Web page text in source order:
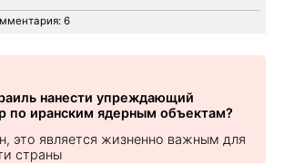
6
нанести упреждающий
по иранским ядерным объектам?
это является жизненно важным для
страны